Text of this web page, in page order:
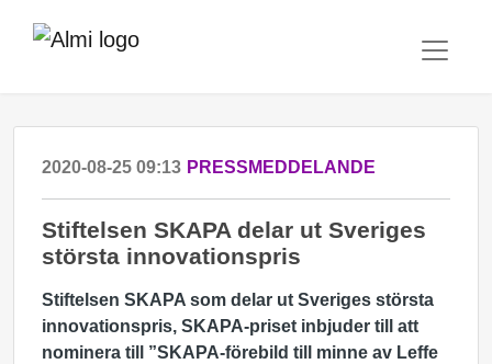
2020-08-25 09:13 PRESSMEDDELANDE
Stiftelsen SKAPA delar ut Sveriges
största innovationspris
Stiftelsen SKAPA som delar ut Sveriges största
innovationspris, SKAPA-priset inbjuder till att
nominera till ”SKAPA-förebild till minne av Leffe